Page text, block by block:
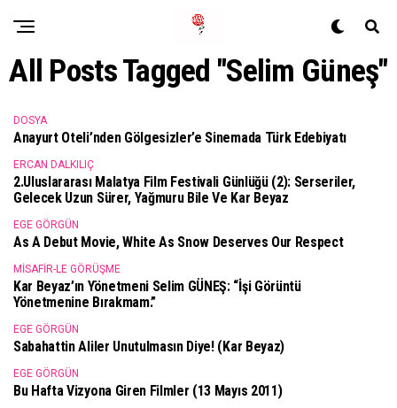
All Posts Tagged "Selim Güneş"
DOSYA
Anayurt Oteli’nden Gölgesizler’e Sinemada Türk Edebiyatı
ERCAN DALKILIÇ
2.Uluslararası Malatya Film Festivali Günlüğü (2): Serseriler,
Gelecek Uzun Sürer, Yağmuru Bile Ve Kar Beyaz
EGE GÖRGÜN
As A Debut Movie, White As Snow Deserves Our Respect
MISAFIR-LE GÖRÜŞME
Kar Beyaz’ın Yönetmeni Selim GÜNEŞ: “İşi Görüntü
Yönetmenine Bırakmam.”
EGE GÖRGÜN
Sabahattin Aliler Unutulmasın Diye! (Kar Beyaz)
EGE GÖRGÜN
Bu Hafta Vizyona Giren Filmler (13 Mayıs 2011)